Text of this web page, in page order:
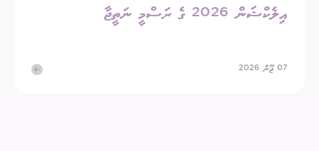
އިލެކްޝަން 2026 ގެ ރަސްމީ ނަތީޖާ
07 ޖޫން 2026